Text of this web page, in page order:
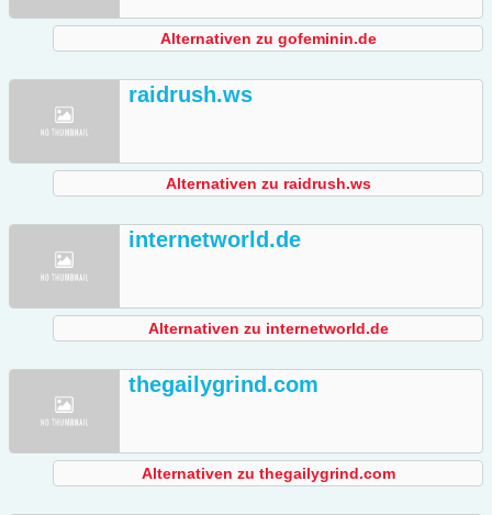
Alternativen zu gofeminin.de
raidrush.ws
Alternativen zu raidrush.ws
internetworld.de
Alternativen zu internetworld.de
thegailygrind.com
Alternativen zu thegailygrind.com